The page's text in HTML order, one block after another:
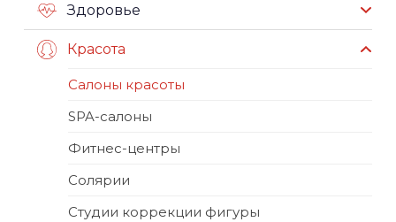
Здоровье
Красота
Салоны красоты
SPA-салоны
Фитнес-центры
Солярии
Студии коррекции фигуры